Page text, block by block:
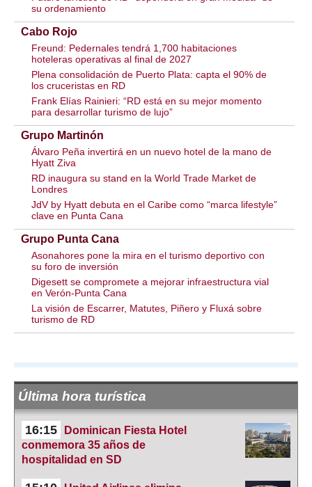
su ordenamiento
Cabo Rojo
Freund: Pedernales tendrá 1,700 habitaciones
hoteleras operativas al final de 2027
Plena consolidación de Puerto Plata: capta el 90% de
los cruceristas en RD
Frank Elías Rainieri: “RD está en su mejor momento
para desarrollar turismo de lujo”
Grupo Martinón
Álvaro Peña invertirá en un nuevo hotel de la mano de
Hyatt Ziva
RD inaugura su stand en la World Trade Market de
Londres
JdV by Hyatt debuta en el Caribe como “marca lifestyle”
clave en Punta Cana
Grupo Punta Cana
Asonahores pone la mira en el turismo deportivo con
su foro de inversión
Digesett se compromete a mejorar infraestructura vial
en Verón-Punta Cana
La visión de Escarrer, Matutes, Piñero y Fluxá sobre
turismo de RD
Última hora turística
16:15
Dominican Fiesta Hotel
conmemora 35 años de
hospitalidad en SD